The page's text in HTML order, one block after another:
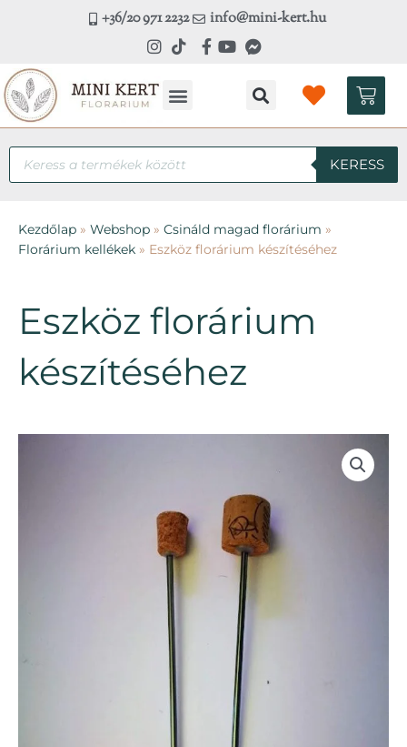
+36/20 971 2232 info@mini-kert.hu
Products
search
KERESS
Kezdőlap » Webshop » Csináld magad florárium »
Florárium kellékek » Eszköz florárium készítéséhez
Eszköz florárium
készítéséhez